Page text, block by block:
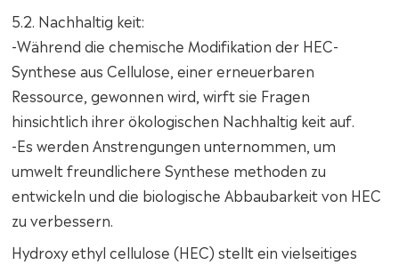
5.2. Nachhaltig keit:
-Während die chemische Modifikation der HEC-
Synthese aus Cellulose, einer erneuerbaren
Ressource, gewonnen wird, wirft sie Fragen
hinsichtlich ihrer ökologischen Nachhaltig keit auf.
-Es werden Anstrengungen unternommen, um
umwelt freundlichere Synthese methoden zu
entwickeln und die biologische Abbaubarkeit von HEC
zu verbessern.
Hydroxy ethyl cellulose (HEC) stellt ein vielseitiges